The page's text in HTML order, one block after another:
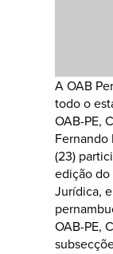
A OAB
todo o
OAB-PE,
Fernando
(23)
edição
Jurídica,
OAB-PE,